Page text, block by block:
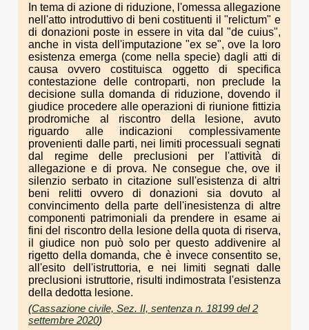
In tema di azione di riduzione, l'omessa allegazione
nell'atto introduttivo di beni costituenti il "relictum" e
di donazioni poste in essere in vita dal "de cuius",
anche in vista dell'imputazione "ex se", ove la loro
esistenza emerga (come nella specie) dagli atti di
causa ovvero costituisca oggetto di specifica
contestazione delle controparti, non preclude la
decisione sulla domanda di riduzione, dovendo il
giudice procedere alle operazioni di riunione fittizia
prodromiche al riscontro della lesione, avuto
riguardo alle indicazioni complessivamente
provenienti dalle parti, nei limiti processuali segnati
dal regime delle preclusioni per l'attività di
allegazione e di prova. Ne consegue che, ove il
silenzio serbato in citazione sull'esistenza di altri
beni relitti ovvero di donazioni sia dovuto al
convincimento della parte dell'inesistenza di altre
componenti patrimoniali da prendere in esame ai
fini del riscontro della lesione della quota di riserva,
il giudice non può solo per questo addivenire al
rigetto della domanda, che è invece consentito se,
all'esito dell'istruttoria, e nei limiti segnati dalle
preclusioni istruttorie, risulti indimostrata l'esistenza
della dedotta lesione.
(Cassazione civile, Sez. II, sentenza n. 18199 del 2
settembre 2020)